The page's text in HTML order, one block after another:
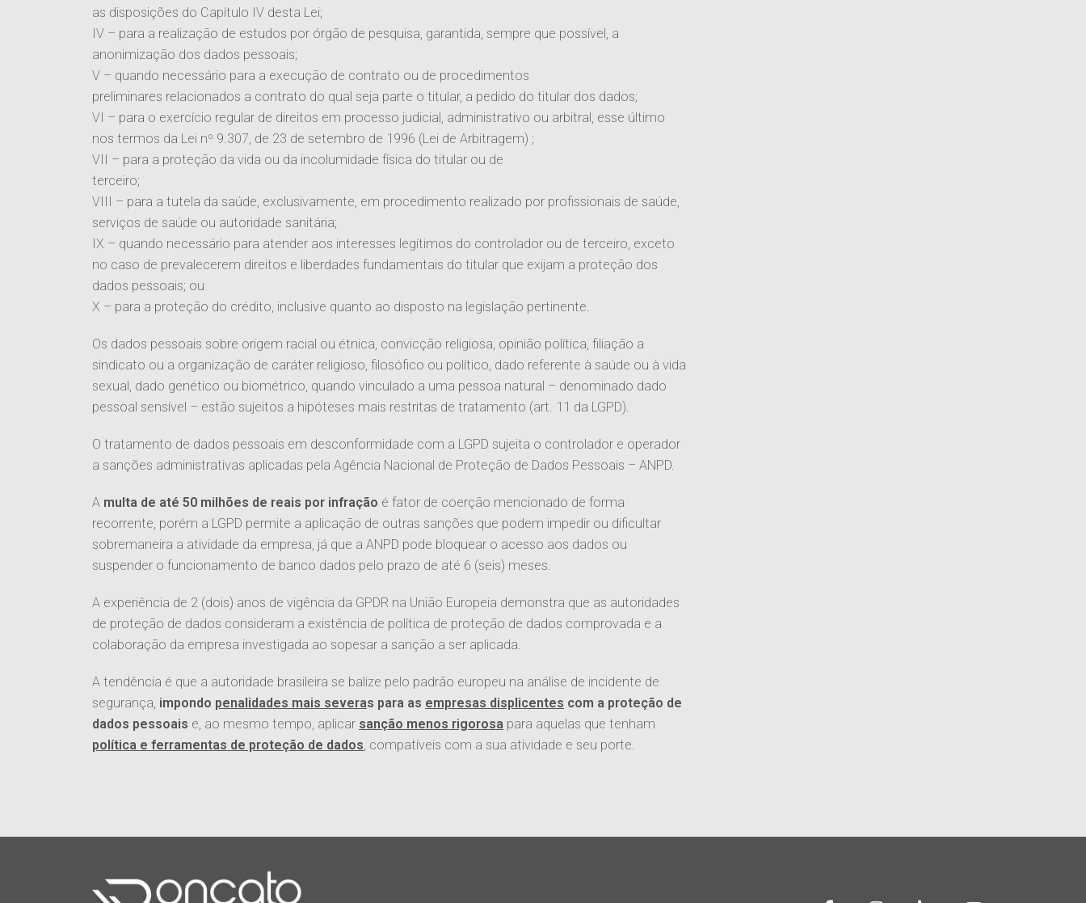
as disposições do Capítulo IV desta Lei;
IV – para a realização de estudos por órgão de pesquisa, garantida, sempre que possível, a
anonimização dos dados pessoais;
V – quando necessário para a execução de contrato ou de procedimentos
preliminares relacionados a contrato do qual seja parte o titular, a pedido do titular dos dados;
VI – para o exercício regular de direitos em processo judicial, administrativo ou arbitral, esse último
nos termos da Lei nº 9.307, de 23 de setembro de 1996 (Lei de Arbitragem) ;
VII – para a proteção da vida ou da incolumidade física do titular ou de
terceiro;
VIII – para a tutela da saúde, exclusivamente, em procedimento realizado por profissionais de saúde,
serviços de saúde ou autoridade sanitária;
IX – quando necessário para atender aos interesses legítimos do controlador ou de terceiro, exceto
no caso de prevalecerem direitos e liberdades fundamentais do titular que exijam a proteção dos
dados pessoais; ou
X – para a proteção do crédito, inclusive quanto ao disposto na legislação pertinente.
Os dados pessoais sobre origem racial ou étnica, convicção religiosa, opinião política, filiação a
sindicato ou a organização de caráter religioso, filosófico ou político, dado referente à saúde ou à vida
sexual, dado genético ou biométrico, quando vinculado a uma pessoa natural – denominado dado
pessoal sensível – estão sujeitos a hipóteses mais restritas de tratamento (art. 11 da LGPD).
O tratamento de dados pessoais em desconformidade com a LGPD sujeita o controlador e operador
a sanções administrativas aplicadas pela Agência Nacional de Proteção de Dados Pessoais – ANPD.
A multa de até 50 milhões de reais por infração é fator de coerção mencionado de forma
recorrente, porém a LGPD permite a aplicação de outras sanções que podem impedir ou dificultar
sobremaneira a atividade da empresa, já que a ANPD pode bloquear o acesso aos dados ou
suspender o funcionamento de banco dados pelo prazo de até 6 (seis) meses.
A experiência de 2 (dois) anos de vigência da GPDR na União Europeia demonstra que as autoridades
de proteção de dados consideram a existência de política de proteção de dados comprovada e a
colaboração da empresa investigada ao sopesar a sanção a ser aplicada.
A tendência é que a autoridade brasileira se balize pelo padrão europeu na análise de incidente de
segurança, impondo penalidades mais severas para as empresas displicentes com a proteção de
dados pessoais e, ao mesmo tempo, aplicar sanção menos rigorosa para aquelas que tenham
política e ferramentas de proteção de dados, compatíveis com a sua atividade e seu porte.